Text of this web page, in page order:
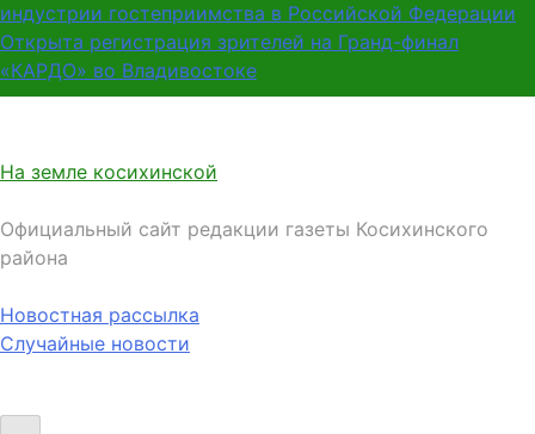
индустрии гостеприимства в Российской Федерации
Открыта регистрация зрителей на Гранд-финал
«КАРДО» во Владивостоке
На земле косихинской
Официальный сайт редакции газеты Косихинского
района
Новостная рассылка
Случайные новости